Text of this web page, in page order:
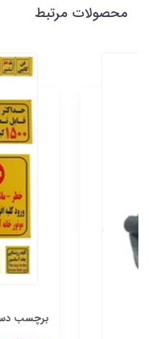
محصولات مرتبط
برچسب دستور العمل